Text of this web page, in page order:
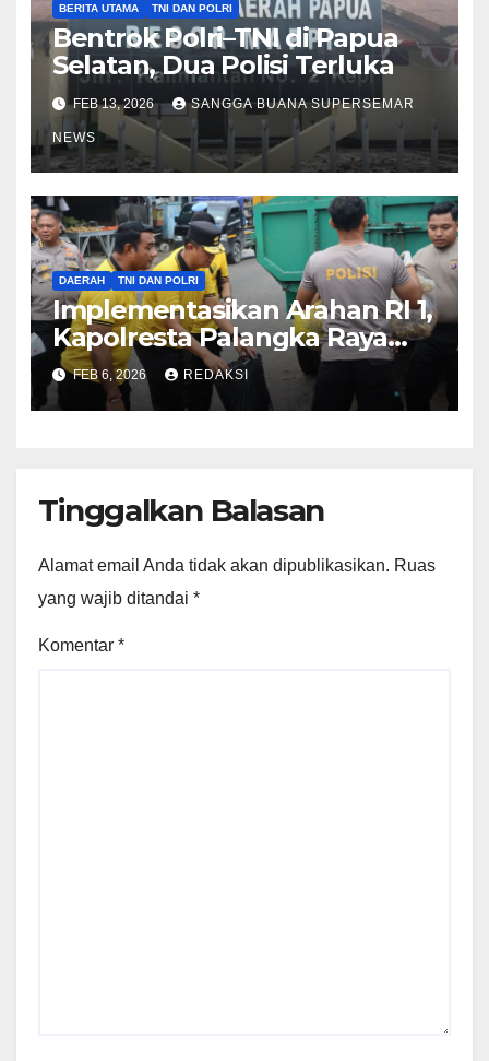
BERITA UTAMA TNI DAN POLRI
Bentrok Polri–TNI di Papua
Selatan, Dua Polisi Terluka
FEB 13, 2026 SANGGA BUANA SUPERSEMAR
NEWS
DAERAH TNI DAN POLRI
Implementasikan Arahan RI 1,
Kapolresta Palangka Raya
Dampingi Kapolda Kalteng
Kurve di Pasar Besar
FEB 6, 2026 REDAKSI
Tinggalkan Balasan
Alamat email Anda tidak akan dipublikasikan. Ruas
yang wajib ditandai *
Komentar *